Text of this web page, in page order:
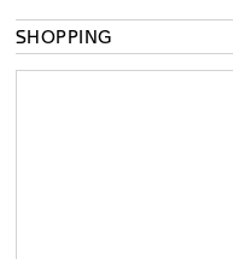
SHOPPING